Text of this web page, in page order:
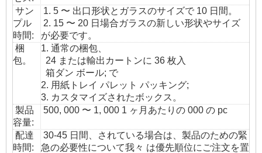
サン
プル
時間:
1. 5 〜 出口形状とガラスのサイズで 10 日間。
2. 15 〜 20 日場合ガラスの新しい形状やサイズ
が必要です。
梱
包。
1. 通常の梱包、
24 または輸出カートンに 36 枚入
箱ダン ボール; で
2. 用紙トレイ パレット パッキング;
3. カスタマイズされたボックス。
製品
容量:
500, 000 〜 1, 000 1 ヶ月あたりの 000 の pc
配達
時間:
30-45 日間、されている場合は、製品のための緊
急の必要性について我々 は優先順位にご注文を置